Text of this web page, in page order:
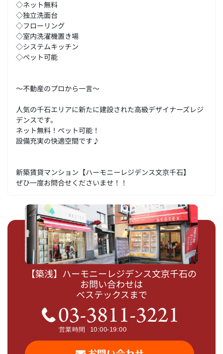
◇ネット無料
◇独立洗面台
◇フローリング
◇室内洗濯機置き場
◇システムキッチン
◇ペット可能
～不動産のプロから一言～
人気の千石エリアに新たに建設された高級デザイナーズレジ
デンスです。
ネット無料！ペット可能！
設備充実の快適空間です♪
新築賃貸マンション【ハーモニーレジデンス文京千石】
ぜひ一度お問合せくださいませ！！
【築浅】ハーモニーレジデンス文京千石の
お問い合わせは
ベステックスまで